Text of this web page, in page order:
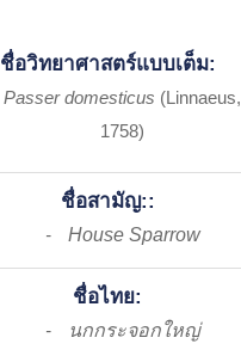
ชื่อวิทยาศาสตร์แบบเต็ม:
Passer domesticus (Linnaeus,
1758)
ชื่อสามัญ::
- House Sparrow
ชื่อไทย:
- นกกระจอกใหญ่